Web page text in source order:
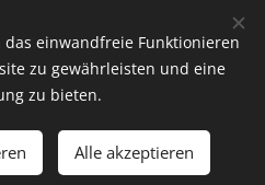
Herzogsdorf, Hauptstraße 23,
ff_herzogsdorf
Webnode Cookies
einwandfreie Funktionieren
zu gewährleisten und eine
zu bieten.
Alle akzeptieren